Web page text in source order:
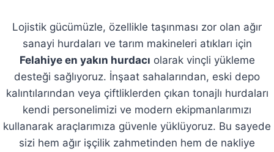
Lojistik gücümüzle, özellikle taşınması zor olan ağır
sanayi hurdaları ve tarım makineleri atıkları için
Felahiye en yakın hurdacı olarak vinçli yükleme
desteği sağlıyoruz. İnşaat sahalarından, eski depo
kalıntılarından veya çiftliklerden çıkan tonajlı hurdaları
kendi personelimizi ve modern ekipmanlarımızı
kullanarak araçlarımıza güvenle yüklüyoruz. Bu sayede
sizi hem ağır işçilik zahmetinden hem de nakliye